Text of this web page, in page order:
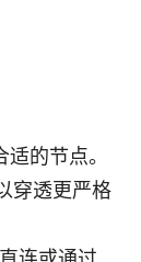
的节点。
穿透更严格